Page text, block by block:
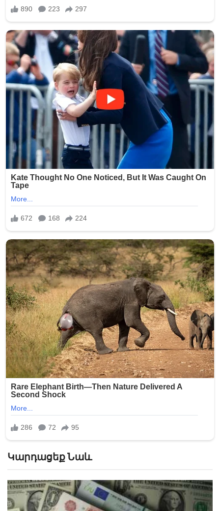
Կարդացեք Նաև
ԿԲ-ն ռուբլիի և դոլարի նոր փոխարժեքներ